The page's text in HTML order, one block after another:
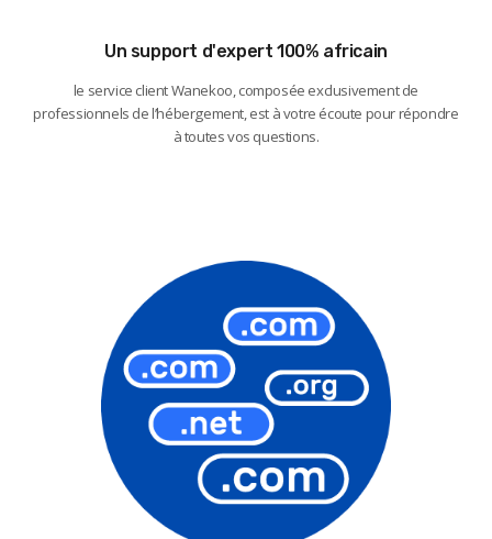
Un support d'expert 100% africain
le service client Wanekoo, composée exclusivement de
professionnels de l’hébergement, est à votre écoute pour répondre
à toutes vos questions.